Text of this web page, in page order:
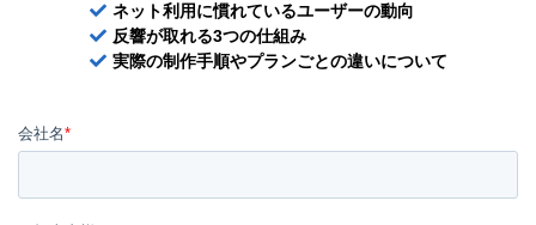
ネット利用に慣れているユーザーの動向
反響が取れる3つの仕組み
実際の制作手順やプランごとの違いについて